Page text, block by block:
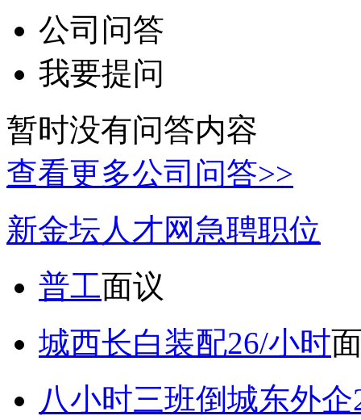
公司问答
我要提问
暂时没有问答内容
查看更多公司问答>>
新金坛人才网急聘职位
普工面议
城西长白装配26/小时
八小时三班倒城东外企